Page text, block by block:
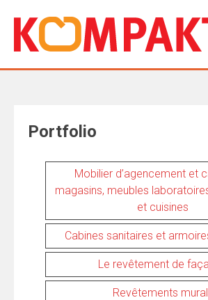
Portfolio
Mobilier d’agencement et
magasins, meubles
et cuisines
Cabines sanitaires et
Le revêtement de
Revêtements